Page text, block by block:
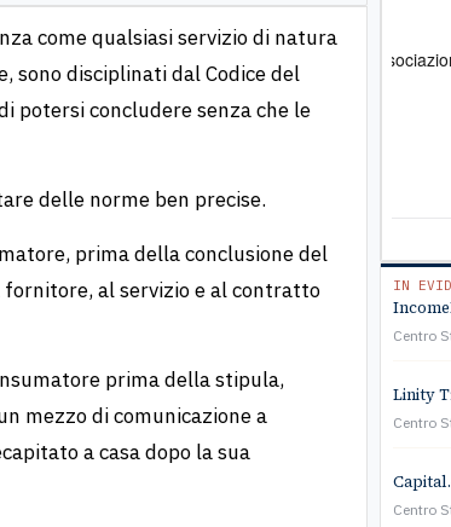
come qualsiasi servizio di natura
sono disciplinati dal Codice del
potersi concludere senza che le
delle norme ben precise.
prima della conclusione del
al servizio e al contratto
prima della stipula,
mezzo di comunicazione a
a casa dopo la sua
, 15 Luglio
perfetto
truffato. Mi sono rivolto all'associazione e
a ottenere soddisfazione
Mi sono rivolta a
IN
Centro
Linity
Centro
Centro